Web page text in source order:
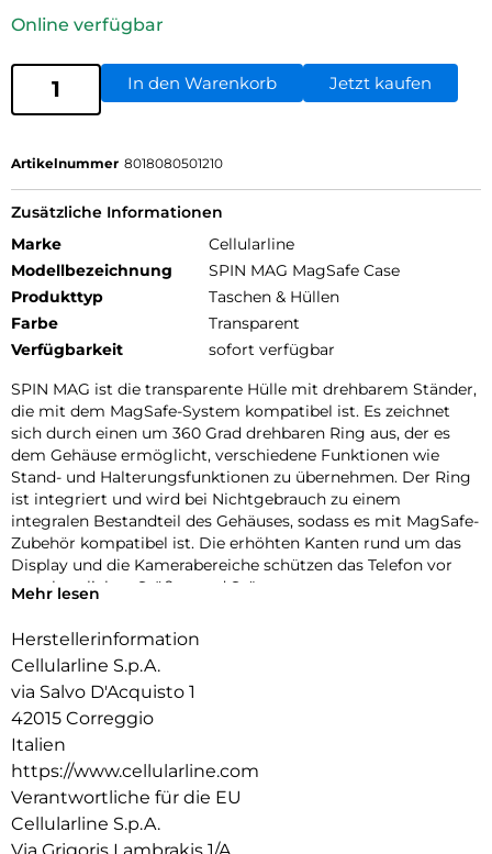
Online verfügbar
In den Warenkorb Jetzt kaufen
Artikelnummer 8018080501210
Zusätzliche Informationen
Marke
Cellularline
Modellbezeichnung
SPIN MAG MagSafe Case
Produkttyp
Taschen & Hüllen
Farbe
Transparent
Verfügbarkeit
sofort verfügbar
SPIN MAG ist die transparente Hülle mit drehbarem Ständer,
die mit dem MagSafe-System kompatibel ist. Es zeichnet
sich durch einen um 360 Grad drehbaren Ring aus, der es
dem Gehäuse ermöglicht, verschiedene Funktionen wie
Stand- und Halterungsfunktionen zu übernehmen. Der Ring
ist integriert und wird bei Nichtgebrauch zu einem
integralen Bestandteil des Gehäuses, sodass es mit MagSafe-
Zubehör kompatibel ist. Die erhöhten Kanten rund um das
Display und die Kamerabereiche schützen das Telefon vor
versehentlichen Stößen und Stürzen.
Mehr lesen
Herstellerinformation
Cellularline S.p.A.
via Salvo D'Acquisto 1
42015 Correggio
Italien
https://www.cellularline.com
Verantwortliche für die EU
Cellularline S.p.A.